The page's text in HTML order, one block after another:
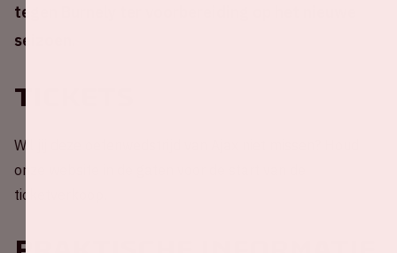
tegen Burnely ter voorbereiding op het nieuwe
seizoen.
Tickets
Wil jij deze oefenwedstrijd van Ajax niet missen? Houd
onze website in de gaten voor de start van de
ticketverkoop.